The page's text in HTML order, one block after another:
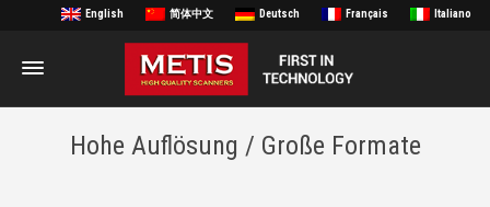
English 简体中文 Deutsch Français Italiano
Hohe Auflösung / Große Formate